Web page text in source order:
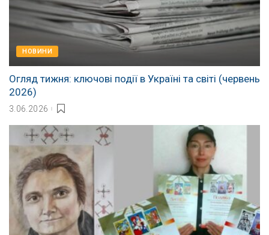
НОВИНИ
Огляд тижня: ключові події в Україні та світі (червень
2026)
3.06.2026